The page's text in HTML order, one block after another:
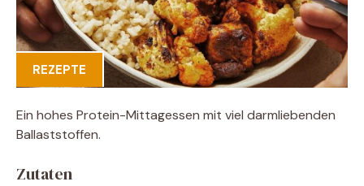
REZEPTE
Ein hohes Protein-Mittagessen mit viel darmliebenden
Ballaststoffen.
Zutaten